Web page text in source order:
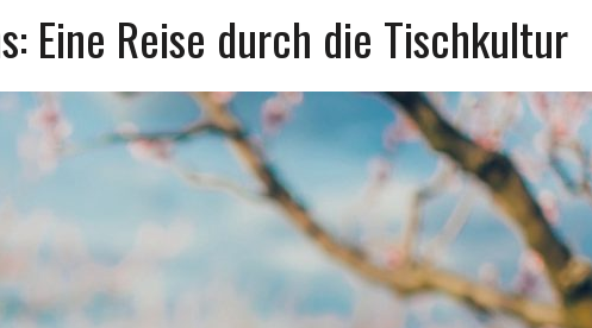
KULTUREN?
Eine Reise durch die Tischkultur